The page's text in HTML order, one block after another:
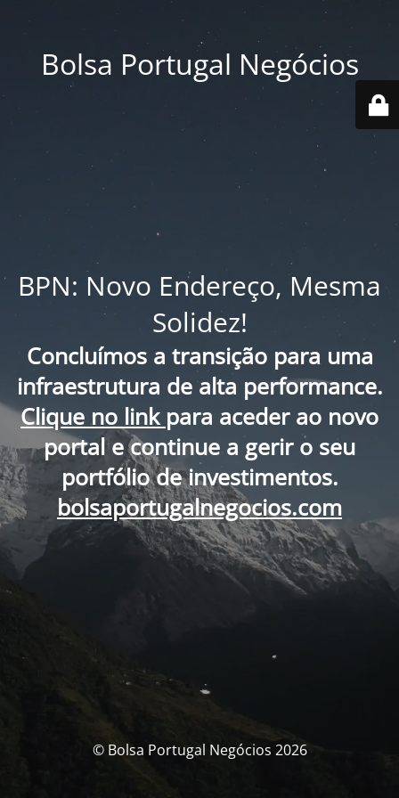
Bolsa Portugal Negócios
BPN: Novo Endereço, Mesma
Solidez!
Concluímos a transição para uma
infraestrutura de alta performance.
Clique no link para aceder ao novo
portal e continue a gerir o seu
portfólio de investimentos.
bolsaportugalnegocios.com
© Bolsa Portugal Negócios 2026